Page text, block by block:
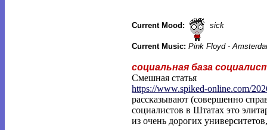
Current Mood: sick
Current Music: Pink Floyd -
социальная база
Смешная статья
https://www.spiked-online.com/
рассказывают (совершенно
социалистов в Штатах это
из очень дорогих